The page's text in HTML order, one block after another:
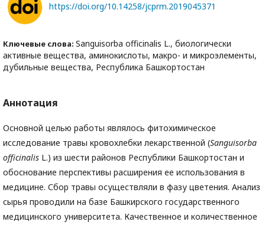
https://doi.org/10.14258/jcprm.2019045371
Ключевые слова: Sanguisorba officinalis L., биологически
активные вещества, аминокислоты, макро- и микроэлементы,
дубильные вещества, Республика Башкортостан
Аннотация
Основной целью работы являлось фитохимическое
исследование травы кровохлебки лекарственной (Sanguisorba
officinalis L.) из шести районов Республики Башкортостан и
обоснование перспективы расширения ее использования в
медицине. Сбор травы осуществляли в фазу цветения. Анализ
сырья проводили на базе Башкирского государственного
медицинского университета. Качественное и количественное